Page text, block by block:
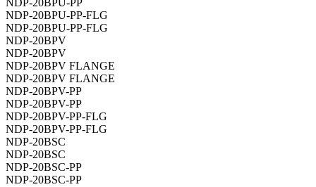
NDP-20BPU-PP
NDP-20BPU-PP-FLG
NDP-20BPU-PP-FLG
NDP-20BPV
NDP-20BPV
NDP-20BPV FLANGE
NDP-20BPV FLANGE
NDP-20BPV-PP
NDP-20BPV-PP
NDP-20BPV-PP-FLG
NDP-20BPV-PP-FLG
NDP-20BSC
NDP-20BSC
NDP-20BSC-PP
NDP-20BSC-PP